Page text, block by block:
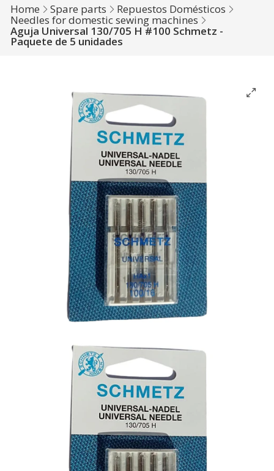
Home Spare parts Repuestos Domésticos
Needles for domestic sewing machines
Aguja Universal 130/705 H #100 Schmetz -
Paquete de 5 unidades